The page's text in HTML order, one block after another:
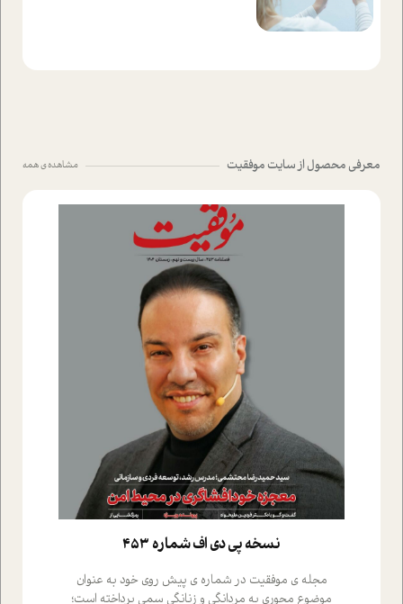
معرفی محصول از سایت موفقیت مشاهده ی همه
نسخه پي دي اف شماره 453
مجله ی موفقیت در شماره ی پیش روی خود به عنوان
موضوع محوری به مردانگی و زنانگی سمی پرداخته است؛